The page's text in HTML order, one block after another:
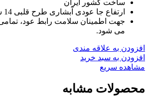
ساخت کشور ایران
ارتفاع جا عودی آبشاری طرح قلبی 14 سانتی متر.
جهت اطمینان سلامت رابط عود،
می شود.
افزودن به علاقه مندی
افزودن به سبد خرید
مشاهده سریع
محصولات مشابه